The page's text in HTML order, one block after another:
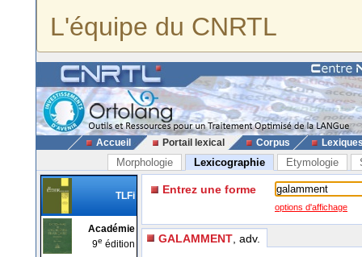
L'équipe du CNRTL
Accueil Portail lexical Corpus
Morphologie Lexicographie Etymologie
TLFi
Académie
9e édition
Entrez une forme
options d'affichage
GALAMMENT , adv.